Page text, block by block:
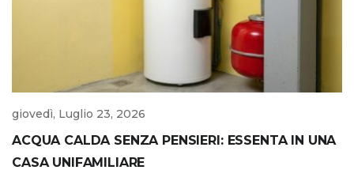
giovedì, Luglio 23, 2026
ACQUA CALDA SENZA PENSIERI: ESSENTA IN UNA
CASA UNIFAMILIARE